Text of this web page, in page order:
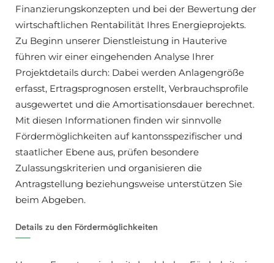
Finanzierungskonzepten und bei der Bewertung der
wirtschaftlichen Rentabilität Ihres Energieprojekts.
Zu Beginn unserer Dienstleistung in Hauterive
führen wir einer eingehenden Analyse Ihrer
Projektdetails durch: Dabei werden Anlagengröße
erfasst, Ertragsprognosen erstellt, Verbrauchsprofile
ausgewertet und die Amortisationsdauer berechnet.
Mit diesen Informationen finden wir sinnvolle
Fördermöglichkeiten auf kantonsspezifischer und
staatlicher Ebene aus, prüfen besondere
Zulassungskriterien und organisieren die
Antragstellung beziehungsweise unterstützen Sie
beim Abgeben.
Details zu den Fördermöglichkeiten